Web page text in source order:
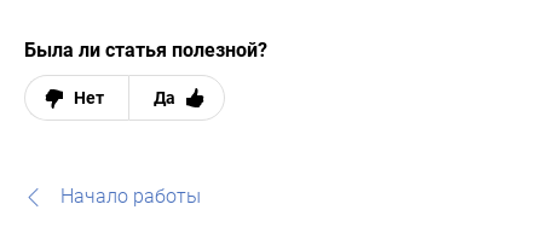
Была ли статья полезной?
Нет Да
Начало работы